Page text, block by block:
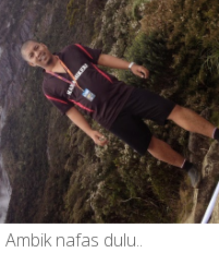
Ambik nafas dulu..